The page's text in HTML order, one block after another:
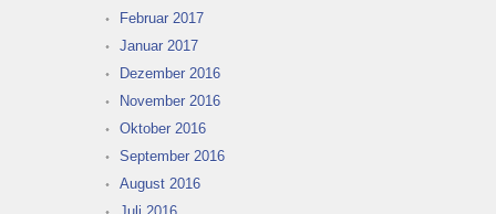
Februar 2017
Januar 2017
Dezember 2016
November 2016
Oktober 2016
September 2016
August 2016